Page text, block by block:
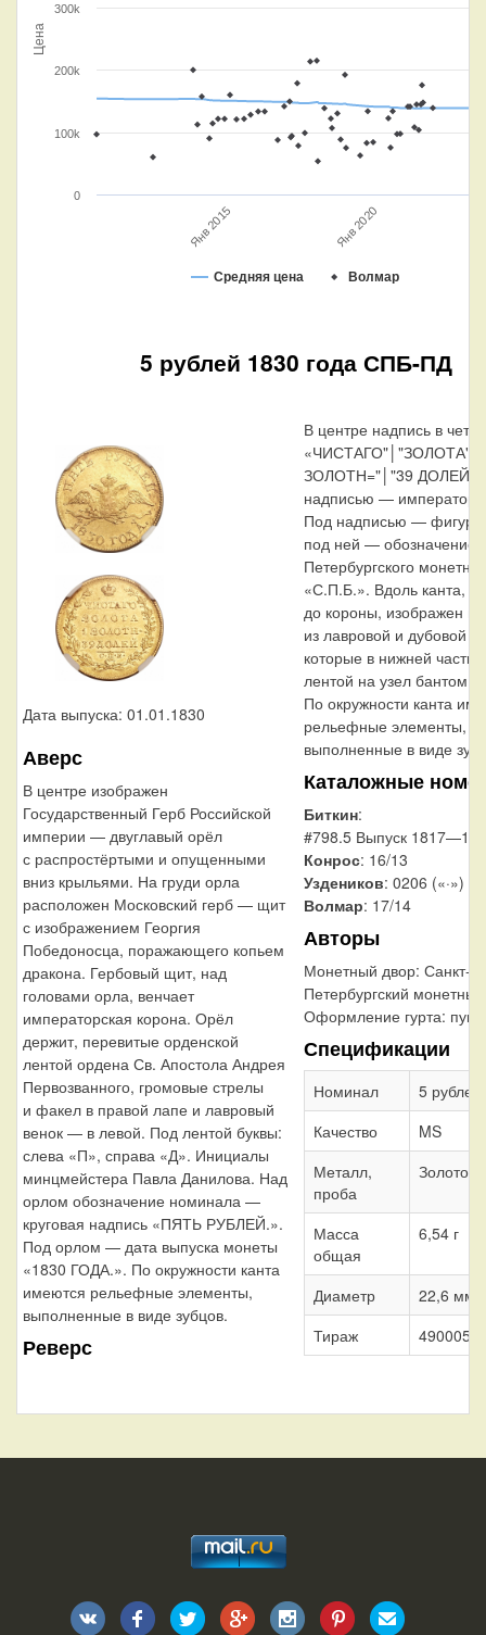
Цена
Средняя цена Волмар
Янв 2020
Янв 2015
0
100k
200k
300k
5 рублей 1830 года СПБ-ПД
Дата выпуска: 01.01.1830
Аверс
В центре изображен
Государственный Герб Российской
империи — двуглавый орёл
с распростёртыми и опущенными
вниз крыльями. На груди орла
расположен Московский герб — щит
с изображением Георгия
Победоносца, поражающего копьем
дракона. Гербовый щит, над
головами орла, венчает
императорская корона. Орёл
держит, перевитые орденской
лентой ордена Св. Апостола Андрея
Первозванного, громовые стрелы
и факел в правой лапе и лавровый
венок — в левой. Под лентой буквы:
слева «П», справа «Д». Инициалы
минцмейстера Павла Данилова. Над
орлом обозначение номинала —
круговая надпись «ПЯТЬ РУБЛЕЙ.».
Под орлом — дата выпуска монеты
«1830 ГОДА.». По окружности канта
имеются рельефные элементы,
выполненные в виде зубцов.
Реверс
В центре надпись в
ЗОЛОТН="│"39 ДОЛЕЙ».
надписью —
Под надписью —
под ней — обозначение
Петербургского
«С.П.Б.». Вдоль канта,
до короны, изображен
из лавровой и дубовой
которые в нижней части
лентой на узел бантом.
По окружности канта
рельефные элементы,
выполненные в виде
Каталожные
Биткин:
#798.5 Выпуск
Конрос: 16/13
Уздеников: 0206 («·»)
Волмар: 17/14
Авторы
Монетный двор: Санкт-
Петербургский
Оформление гурта:
Спецификации
Номинал
5 рублей
Качество
MS
Металл,
проба
Золото
Масса
общая
6,54 г
Диаметр
22,6 мм
Тираж
490005